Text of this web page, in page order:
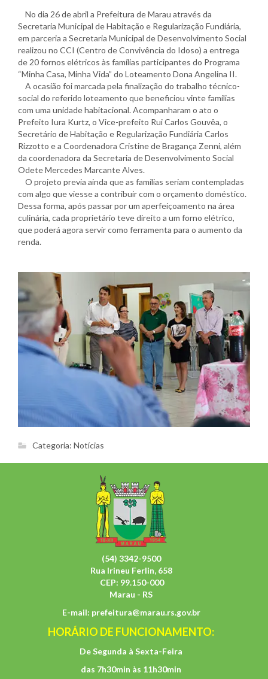
No dia 26 de abril a Prefeitura de Marau através da
Secretaria Municipal de Habitação e Regularização Fundiária,
em parceria a Secretaria Municipal de Desenvolvimento Social
realizou no CCI (Centro de Convivência do Idoso) a entrega
de 20 fornos elétricos às famílias participantes do Programa
“Minha Casa, Minha Vida” do Loteamento Dona Angelina II.
A ocasião foi marcada pela finalização do trabalho técnico-
social do referido loteamento que beneficiou vinte famílias
com uma unidade habitacional. Acompanharam o ato o
Prefeito Iura Kurtz, o Vice-prefeito Rui Carlos Gouvêa, o
Secretário de Habitação e Regularização Fundiária Carlos
Rizzotto e a Coordenadora Cristine de Bragança Zenni, além
da coordenadora da Secretaria de Desenvolvimento Social
Odete Mercedes Marcante Alves.
O projeto previa ainda que as famílias seriam contempladas
com algo que viesse a contribuir com o orçamento doméstico.
Dessa forma, após passar por um aperfeiçoamento na área
culinária, cada proprietário teve direito a um forno elétrico,
que poderá agora servir como ferramenta para o aumento da
renda.
Categoria: Notícias
(54) 3342-9500
Rua Irineu Ferlin, 658
CEP: 99.150-000
Marau - RS
E-mail: prefeitura@marau.rs.gov.br
HORÁRIO DE FUNCIONAMENTO:
De Segunda à Sexta-Feira
das 7h30min às 11h30min